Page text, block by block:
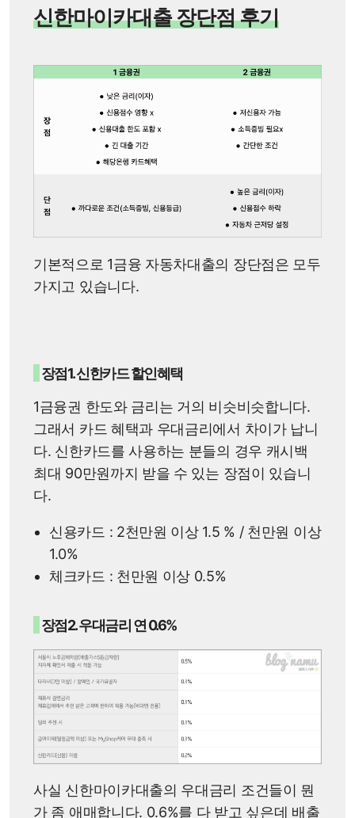
신한마이카대출 장단점 후기
기본적으로 1금융 자동차대출의 장단점은 모두
가지고 있습니다.
장점1. 신한카드 할인혜택
1금융권 한도와 금리는 거의 비슷비슷합니다.
그래서 카드 혜택과 우대금리에서 차이가 납니
다. 신한카드를 사용하는 분들의 경우 캐시백
최대 90만원까지 받을 수 있는 장점이 있습니
다.
신용카드 : 2천만원 이상 1.5 % / 천만원 이상
1.0%
체크카드 : 천만원 이상 0.5%
장점2. 우대금리 연 0.6%
사실 신한마이카대출의 우대금리 조건들이 뭔
가 좀 애매합니다. 0.6%를 다 받고 싶은데 배출